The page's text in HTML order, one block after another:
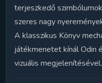
terjeszkedő
szeres nagy
A klasszikus Könyv
játékmenetet kínál Odin
vizuális megjelenítésével.